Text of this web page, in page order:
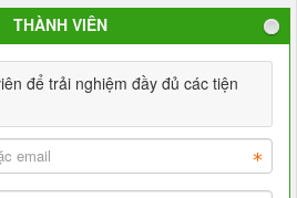
THÀNH VIÊN
để trải nghiệm đầy đủ các tiện